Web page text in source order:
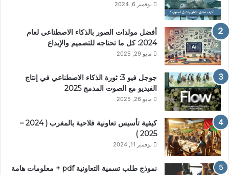
نوفمبر 6, 2024
أفضل مولدات الصور بالذكاء الاصطناعي لعام
2024: كل ما تحتاجه للتصميم والإبداع
مايو 29, 2025
جوجل فيو 3: ثورة الذكاء الاصطناعي في إنتاج
الفيديو مع الصوت المدمج 2025
مايو 26, 2025
كيفية تأسيس تعاونية فلاحية بالمغرب ( 2024 –
2025 )
نوفمبر 11, 2024
نموذج طلب تسمية التعاونية pdf + معلومات هامة